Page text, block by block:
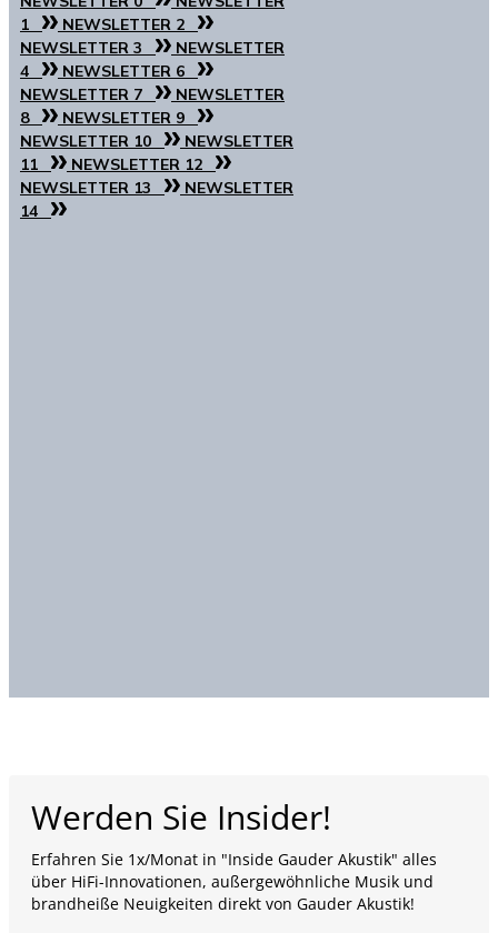
1
NEWSLETTER 2
NEWSLETTER 3
NEWSLETTER
4
NEWSLETTER 6
NEWSLETTER 7
NEWSLETTER
8
NEWSLETTER 9
NEWSLETTER 10
NEWSLETTER
11
NEWSLETTER 12
NEWSLETTER 13
NEWSLETTER
14
Werden Sie Insider!
Erfahren Sie 1x/Monat in "Inside Gauder Akustik" alles
über HiFi-Innovationen, außergewöhnliche Musik und
brandheiße Neuigkeiten direkt von Gauder Akustik!